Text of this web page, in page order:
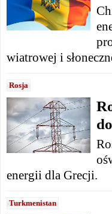
wiatrowej i
Rosja
energii dla Grecji.
Turkmenistan